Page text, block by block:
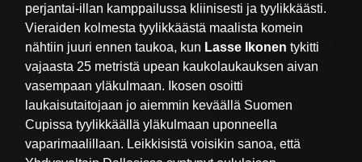
perjantai-illan kamppailussa kliinisesti ja tyylikkäästi.
Vieraiden kolmesta tyylikkäästä maalista komein
nähtiin juuri ennen taukoa, kun Lasse Ikonen tykitti
vajaasta 25 metristä upean kaukolaukauksen aivan
vasempaan yläkulmaan. Ikosen osoitti
laukaisutaitojaan jo aiemmin keväällä Suomen
Cupissa tyylikkäällä yläkulmaan uponneella
vaparimaalillaan. Leikkisistä voisikin sanoa, että